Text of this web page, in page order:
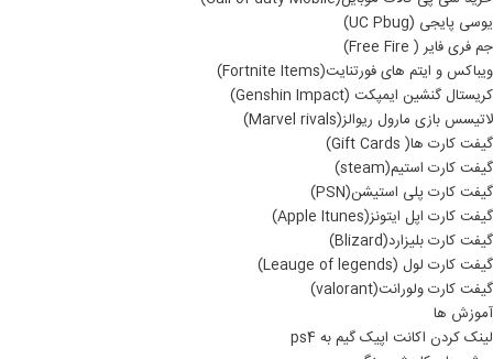
یوسی پایجی (UC Pbug)
جم فری فایر ( Free Fire)
ویباکس و ایتم های فورتنایت(Fortnite Items)
کریستال گنشین ایمپکت (Genshin Impact)
لاتیسس بازی مارول ریوالز(Marvel rivals)
گیفت کارت ها( Gift Cards)
گیفت کارت استیم(steam)
گیفت کارت پلی استیشن(PSN)
گیفت کارت اپل ایتونز(Apple Itunes)
گیفت کارت بلیزارد(Blizard)
گیفت کارت لول (Leauge of legends)
گیفت کارت ولورانت(valorant)
آموزش ها
لینک کردن اکانت اپیک گیم به ps4